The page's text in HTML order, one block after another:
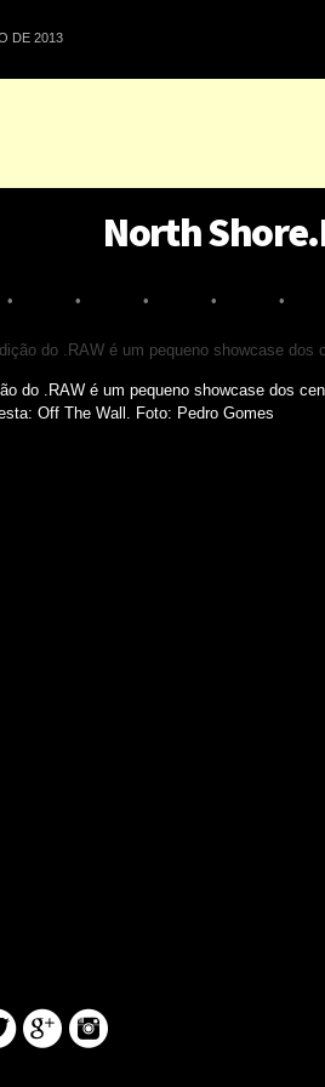
North
• • • • •
do .RAW é um pequeno showcase dos
Off The Wall. Foto: Pedro Gomes
DE 2013